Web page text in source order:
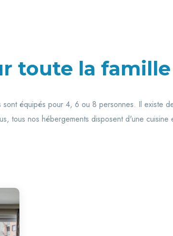
toute la
équipés pour 4, 6 ou 8 personnes. Il existe
tous nos hébergements disposent d'une